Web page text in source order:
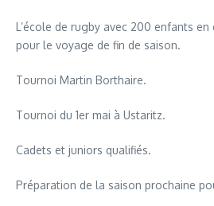
L’école de rugby avec 200 enfants
pour le voyage de fin de saison.
Tournoi Martin Borthaire.
Tournoi du 1er mai à Ustaritz.
Cadets et juniors qualifiés.
Préparation de la saison prochaine